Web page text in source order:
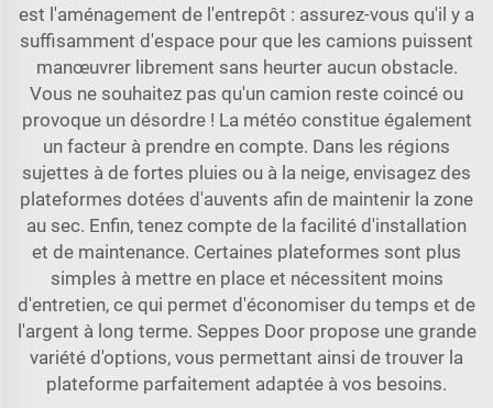
est l'aménagement de l'entrepôt : assurez-vous qu'il y a
suffisamment d'espace pour que les camions puissent
manœuvrer librement sans heurter aucun obstacle.
Vous ne souhaitez pas qu'un camion reste coincé ou
provoque un désordre ! La météo constitue également
un facteur à prendre en compte. Dans les régions
sujettes à de fortes pluies ou à la neige, envisagez des
plateformes dotées d'auvents afin de maintenir la zone
au sec. Enfin, tenez compte de la facilité d'installation
et de maintenance. Certaines plateformes sont plus
simples à mettre en place et nécessitent moins
d'entretien, ce qui permet d'économiser du temps et de
l'argent à long terme. Seppes Door propose une grande
variété d'options, vous permettant ainsi de trouver la
plateforme parfaitement adaptée à vos besoins.